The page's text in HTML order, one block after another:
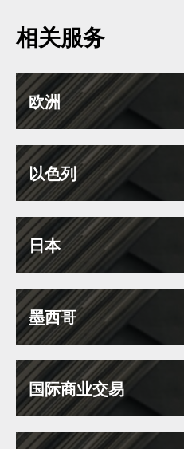
相关服务
欧洲
以色列
日本
墨西哥
国际商业交易